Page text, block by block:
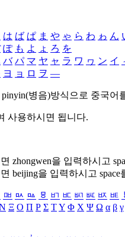
は ば ぱ ま や ゃ ら わ ゎ ん
ぽ も よ ょ ろ を
バ パ マ ヤ ャ ラ ワ ヮ ン イ
ヨ ョ ロ ヲ ―
병음)방식으로 중국어
사용하시면 됩니다.
zhongwen을 입력하시고
beijing을 입력하시고
ㅮ ㅯ ㅰ ㅱ ㅲ ㅳ ㅴ ㅵ ㅶ ㅷ
Ξ Ο Π Ρ Σ ΤΥ Φ Χ Ψ Ω α β γ